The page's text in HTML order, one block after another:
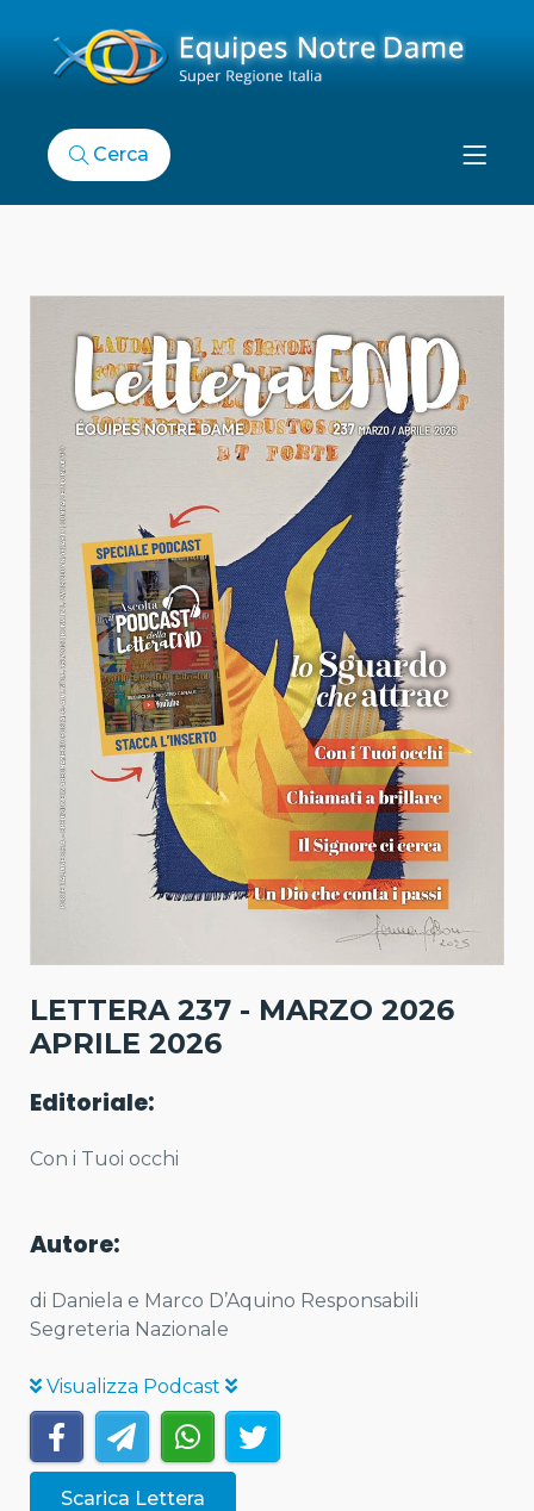
Cerca
LETTERA 237 - MARZO 2026
APRILE 2026
Editoriale:
Con i Tuoi occhi
Autore:
di Daniela e Marco D’Aquino Responsabili
Segreteria Nazionale
Visualizza Podcast
Scarica Lettera